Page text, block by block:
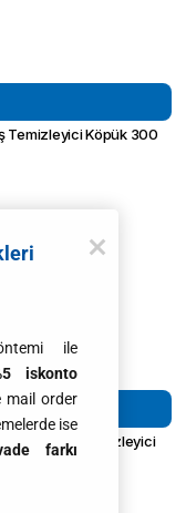
Temizleyici Köpük 300
Radyatör Temizleyici
ile
iskonto
mail order
ise
farkı